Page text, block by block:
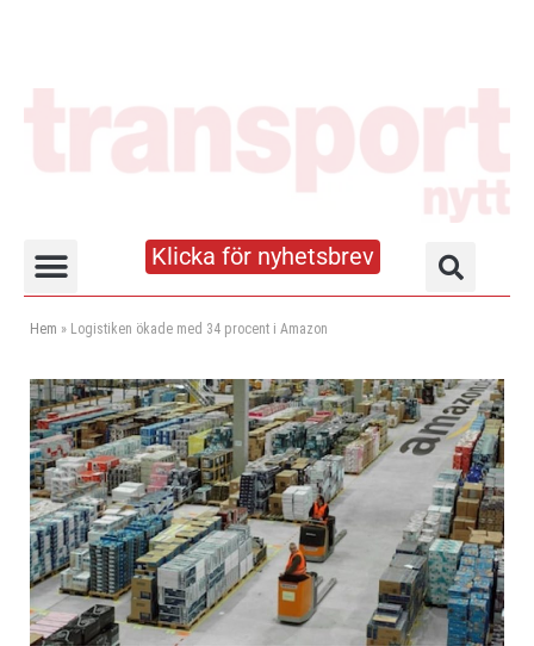
Klicka för nyhetsbrev
Hem » Logistiken ökade med 34 procent i Amazon